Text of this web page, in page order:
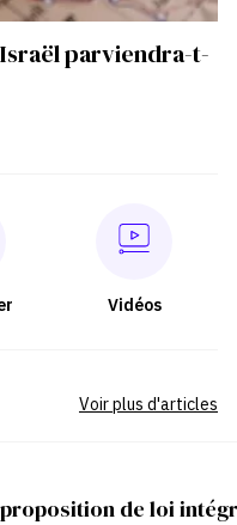
parviendra-t-
Vidéos
de loi
Voir plus d'articles